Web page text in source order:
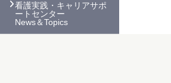
看護実践・キャリアサポ
ートセンター
News＆Topics